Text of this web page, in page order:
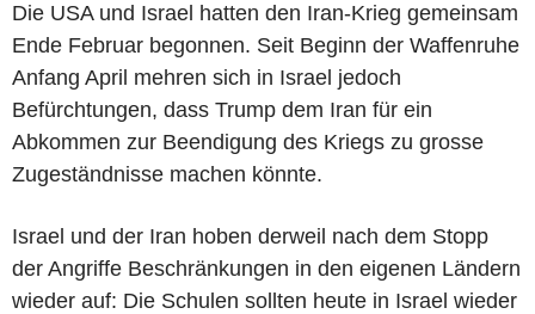
Die USA und Israel hatten den Iran-Krieg gemeinsam
Ende Februar begonnen. Seit Beginn der Waffenruhe
Anfang April mehren sich in Israel jedoch
Befürchtungen, dass Trump dem Iran für ein
Abkommen zur Beendigung des Kriegs zu grosse
Zugeständnisse machen könnte.
Israel und der Iran hoben derweil nach dem Stopp
der Angriffe Beschränkungen in den eigenen Ländern
wieder auf: Die Schulen sollten heute in Israel wieder